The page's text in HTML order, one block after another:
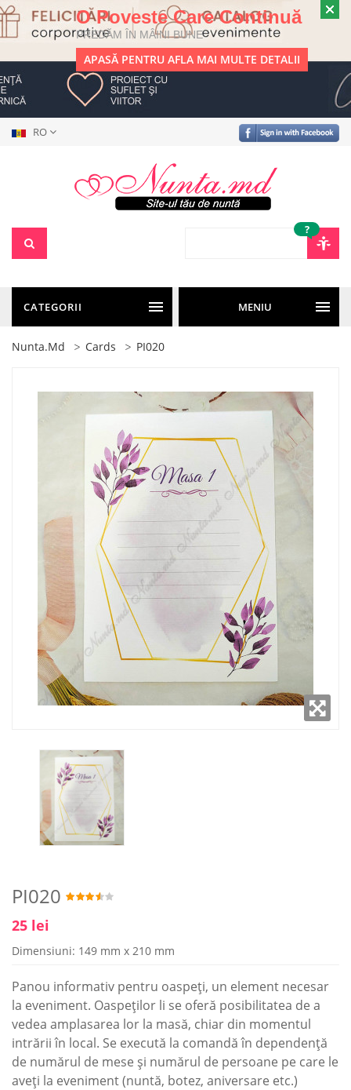
O Poveste Care Continuă
PREDĂM ÎN MÂINI BUNE
APASĂ PENTRU AFLA MAI MULTE DETALII
RO
?
CATEGORII MENIU
Nunta.md Cards PI020
PI020
25 lei
Dimensiuni: 149 mm x 210 mm
Panou informativ pentru oaspeți, un element necesar
la eveniment. Oaspeților li se oferă posibilitatea de a
vedea amplasarea lor la masă, chiar din momentul
intrării în local. Se execută la comandă în dependență
de numărul de mese și numărul de persoane pe care le
aveți la eveniment (nuntă, botez, aniversare etc.)